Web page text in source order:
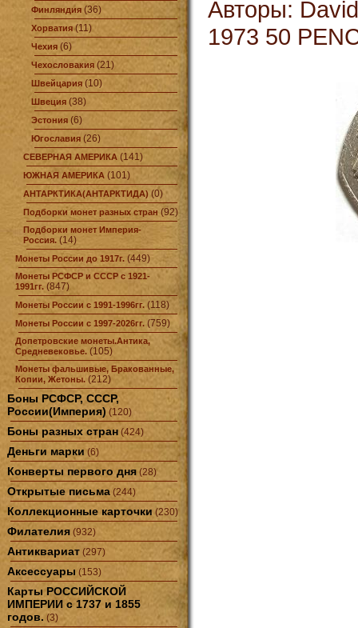
Финляндия (36)
Хорватия(11)
Чехия (6)
Чехословакия (21)
Швейцария (10)
Швеция (38)
Эстония (6)
Югославия (26)
СЕВЕРНАЯ АМЕРИКА (141)
ЮЖНАЯ АМЕРИКА (101)
АНТАРКТИКА(АНТАРКТИДА) (0)
Подборки монет разных стран (92)
Подборки монет Империя-
Россия. (14)
Монеты России до 1917г. (449)
Монеты РСФСР и СССР с 1921-
1991гг. (847)
Монеты России с 1991-1996гг. (118)
Монеты России с 1997-2026гг. (759)
Допетровские монеты.Антика,
Средневековье. (105)
Монеты фальшивые, Бракованные,
Копии, Жетоны. (212)
Боны РСФСР, СССР,
России(Империя) (120)
Боны разных стран (424)
Деньги марки (6)
Конверты первого дня (28)
Открытые письма (244)
Коллекционные карточки (230)
Филателия (932)
Антиквариат (297)
Аксессуары (153)
Карты РОССИЙСКОЙ
ИМПЕРИИ с 1737 и 1855
годов. (3)
Авторы:
1973 50